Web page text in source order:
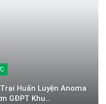
Huấn Luyện Anoma
GĐPT Khu…